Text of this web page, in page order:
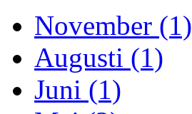
November (1)
Augusti (1)
Juni (1)